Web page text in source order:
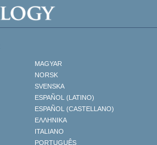
MAGYAR
NORSK
SVENSKA
ESPAÑOL (LATINO)
ESPAÑOL (CASTELLANO)
ΕΛΛΗΝΙΚA
ITALIANO
PORTUGUÊS